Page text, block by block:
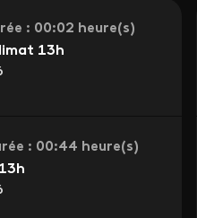
: 00:02 heure(s)
13h
: 00:44 heure(s)